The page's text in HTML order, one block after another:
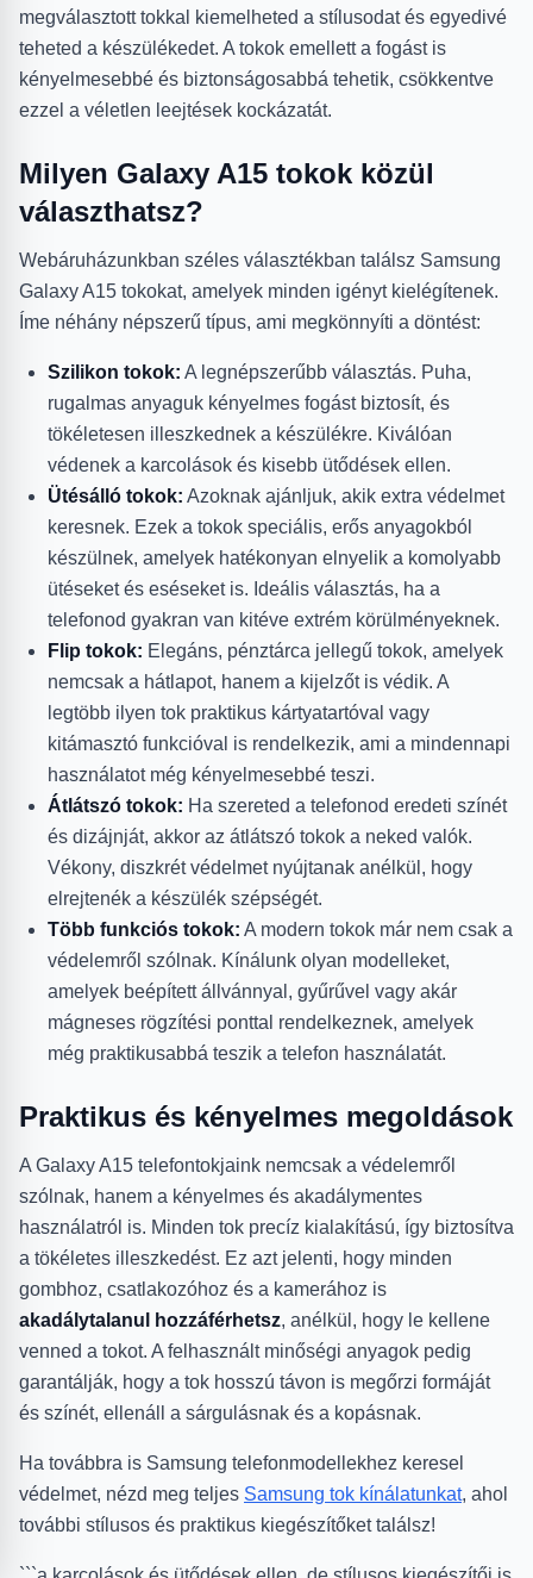
megválasztott tokkal kiemelheted a stílusodat és egyedivé
teheted a készülékedet. A tokok emellett a fogást is
kényelmesebbé és biztonságosabbá tehetik, csökkentve
ezzel a véletlen leejtések kockázatát.
Milyen Galaxy A15 tokok közül
választhatsz?
Webáruházunkban széles választékban találsz Samsung
Galaxy A15 tokokat, amelyek minden igényt kielégítenek.
Íme néhány népszerű típus, ami megkönnyíti a döntést:
Szilikon tokok: A legnépszerűbb választás. Puha,
rugalmas anyaguk kényelmes fogást biztosít, és
tökéletesen illeszkednek a készülékre. Kiválóan
védenek a karcolások és kisebb ütődések ellen.
Ütésálló tokok: Azoknak ajánljuk, akik extra védelmet
keresnek. Ezek a tokok speciális, erős anyagokból
készülnek, amelyek hatékonyan elnyelik a komolyabb
ütéseket és eséseket is. Ideális választás, ha a
telefonod gyakran van kitéve extrém körülményeknek.
Flip tokok: Elegáns, pénztárca jellegű tokok, amelyek
nemcsak a hátlapot, hanem a kijelzőt is védik. A
legtöbb ilyen tok praktikus kártyatartóval vagy
kitámasztó funkcióval is rendelkezik, ami a mindennapi
használatot még kényelmesebbé teszi.
Átlátszó tokok: Ha szereted a telefonod eredeti színét
és dizájnját, akkor az átlátszó tokok a neked valók.
Vékony, diszkrét védelmet nyújtanak anélkül, hogy
elrejtenék a készülék szépségét.
Több funkciós tokok: A modern tokok már nem csak a
védelemről szólnak. Kínálunk olyan modelleket,
amelyek beépített állvánnyal, gyűrűvel vagy akár
mágneses rögzítési ponttal rendelkeznek, amelyek
még praktikusabbá teszik a telefon használatát.
Praktikus és kényelmes megoldások
A Galaxy A15 telefontokjaink nemcsak a védelemről
szólnak, hanem a kényelmes és akadálymentes
használatról is. Minden tok precíz kialakítású, így biztosítva
a tökéletes illeszkedést. Ez azt jelenti, hogy minden
gombhoz, csatlakozóhoz és a kamerához is
akadálytalanul hozzáférhetsz, anélkül, hogy le kellene
venned a tokot. A felhasznált minőségi anyagok pedig
garantálják, hogy a tok hosszú távon is megőrzi formáját
és színét, ellenáll a sárgulásnak és a kopásnak.
Ha továbbra is Samsung telefonmodellekhez keresel
védelmet, nézd meg teljes Samsung tok kínálatunkat, ahol
további stílusos és praktikus kiegészítőket találsz!